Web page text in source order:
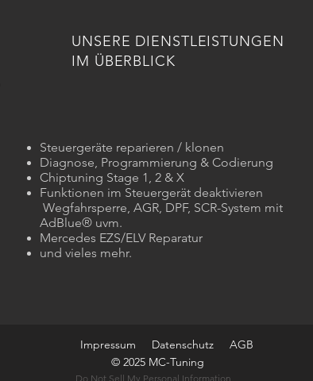
UNSERE DIENSTLEISTUNGEN
IM ÜBERBLICK
Steuergeräte reparieren / klonen
Diagnose, Programmierung & Codierung
Chiptuning Stage 1, 2 & X
Funktionen im Steuergerät deaktivieren
Wegfahrsperre, AGR, DPF, SCR-System mit
AdBlue® uvm.
Mercedes EZS/ELV Reparatur
und vieles mehr.
Impressum Datenschutz
AGB
© 2025 MC-Tuning
Do Not Sell My Personal Information